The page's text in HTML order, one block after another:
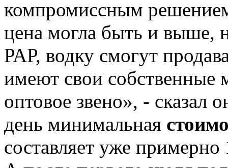
компромиссным
цена могла быть и выше,
РАР, водку смогут
имеют свои собственные
оптовое звено», - сказал
день минимальная
составляет уже